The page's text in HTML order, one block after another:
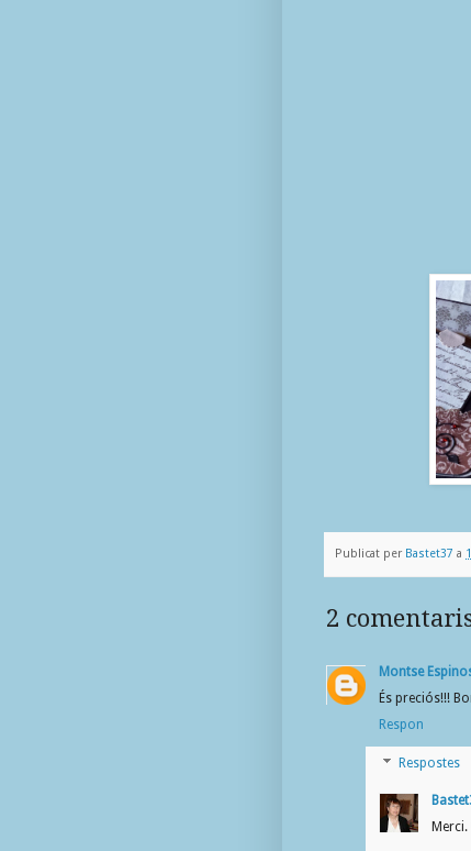
Publicat per Bastet37 a
2
Montse
És preciós!!!
Respon
Respostes